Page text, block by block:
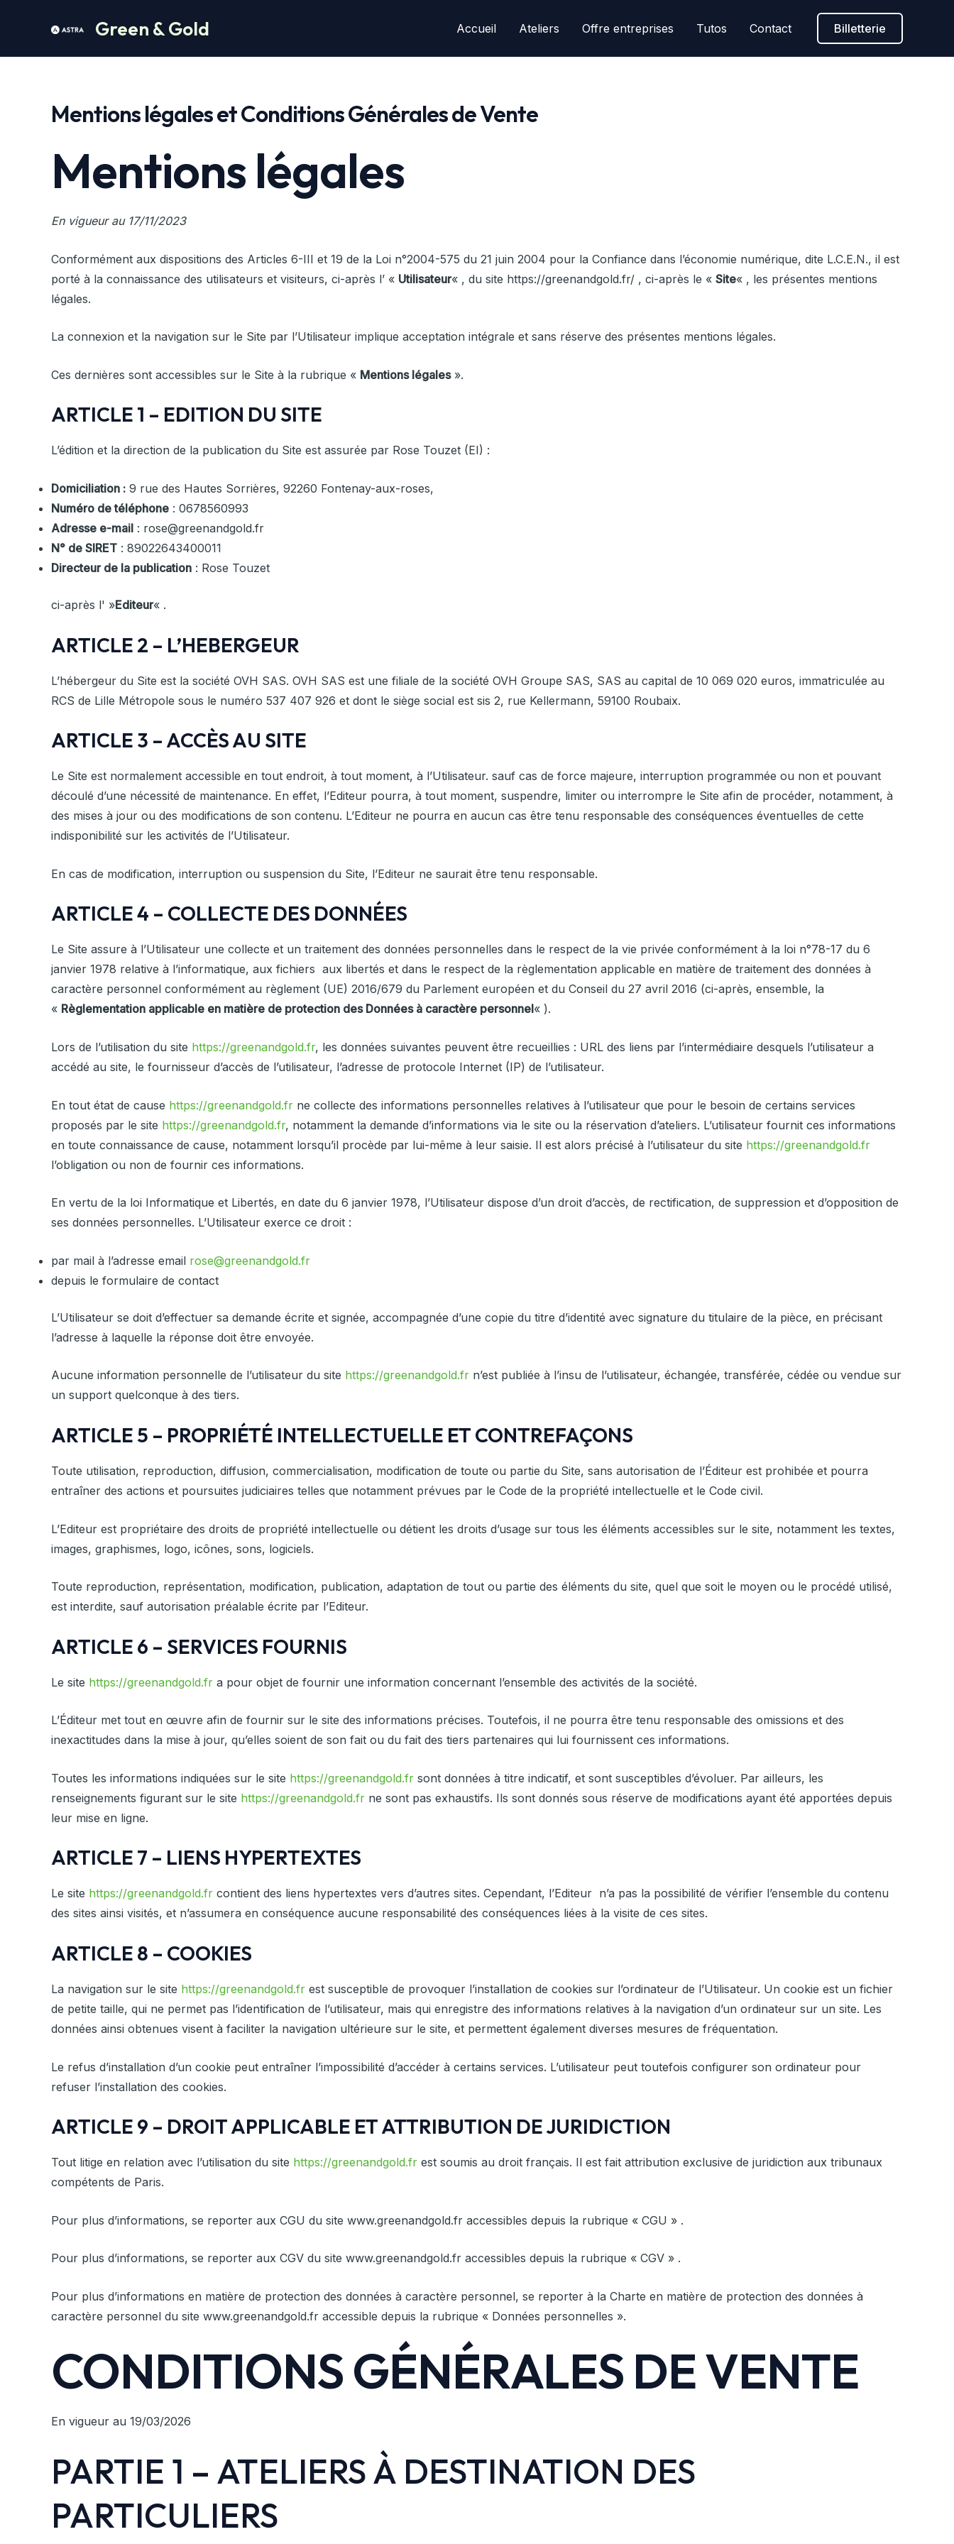
Green & Gold Accueil Ateliers Offre entreprises Tutos Contact Billetterie
Mentions légales et Conditions Générales de Vente
Mentions légales
En vigueur au 17/11/2023
Conformément aux dispositions des Articles 6-III et 19 de la Loi n°2004-575 du 21 juin 2004 pour la Confiance dans l’économie numérique, dite L.C.E.N., il est
porté à la connaissance des utilisateurs et visiteurs, ci-après l’ « Utilisateur« , du site https://greenandgold.fr/ , ci-après le « Site« , les présentes mentions
légales.
La connexion et la navigation sur le Site par l’Utilisateur implique acceptation intégrale et sans réserve des présentes mentions légales.
Ces dernières sont accessibles sur le Site à la rubrique « Mentions légales».
ARTICLE 1 – EDITION DU SITE
L’édition et la direction de la publication du Site est assurée par Rose Touzet (EI) :
Domiciliation : 9 rue des Hautes Sorrières, 92260 Fontenay-aux-roses,
Numéro de téléphone : 0678560993
Adresse e-mail : rose@greenandgold.fr
N° de SIRET : 89022643400011
Directeur de la publication : Rose Touzet
ci-après l' »Editeur« .
ARTICLE 2 – L’HEBERGEUR
L’hébergeur du Site est la société OVH SAS. OVH SAS est une filiale de la société OVH Groupe SAS, SAS au capital de 10 069 020 euros, immatriculée au
RCS de Lille Métropole sous le numéro 537 407 926 et dont le siège social est sis 2, rue Kellermann, 59100 Roubaix.
ARTICLE 3 – ACCÈS AU SITE
Le Site est normalement accessible en tout endroit, à tout moment, à l’Utilisateur. sauf cas de force majeure, interruption programmée ou non et pouvant
découlé d’une nécessité de maintenance. En effet, l’Editeur pourra, à tout moment, suspendre, limiter ou interrompre le Site afin de procéder, notamment, à
des mises à jour ou des modifications de son contenu. L’Editeur ne pourra en aucun cas être tenu responsable des conséquences éventuelles de cette
indisponibilité sur les activités de l’Utilisateur.
En cas de modification, interruption ou suspension du Site, l’Editeur ne saurait être tenu responsable.
ARTICLE 4 – COLLECTE DES DONNÉES
Le Site assure à l’Utilisateur une collecte et un traitement des données personnelles dans le respect de la vie privée conformément à la loi n°78-17 du 6
janvier 1978 relative à l’informatique, aux fichiers aux libertés et dans le respect de la règlementation applicable en matière de traitement des données à
caractère personnel conformément au règlement (UE) 2016/679 du Parlement européen et du Conseil du 27 avril 2016 (ci-après, ensemble, la
« Règlementation applicable en matière de protection des Données à caractère personnel« ).
Lors de l’utilisation du site https://greenandgold.fr, les données suivantes peuvent être recueillies : URL des liens par l’intermédiaire desquels l’utilisateur a
accédé au site, le fournisseur d’accès de l’utilisateur, l’adresse de protocole Internet (IP) de l’utilisateur.
En tout état de cause https://greenandgold.fr ne collecte des informations personnelles relatives à l’utilisateur que pour le besoin de certains services
proposés par le site https://greenandgold.fr, notamment la demande d’informations via le site ou la réservation d’ateliers. L’utilisateur fournit ces informations
en toute connaissance de cause, notamment lorsqu’il procède par lui-même à leur saisie. Il est alors précisé à l’utilisateur du site https://greenandgold.fr
l’obligation ou non de fournir ces informations.
En vertu de la loi Informatique et Libertés, en date du 6 janvier 1978, l’Utilisateur dispose d’un droit d’accès, de rectification, de suppression et d’opposition de
ses données personnelles. L’Utilisateur exerce ce droit :
par mail à l’adresse email rose@greenandgold.fr
depuis le formulaire de contact
L’Utilisateur se doit d’effectuer sa demande écrite et signée, accompagnée d’une copie du titre d’identité avec signature du titulaire de la pièce, en précisant
l’adresse à laquelle la réponse doit être envoyée.
Aucune information personnelle de l’utilisateur du site https://greenandgold.fr n’est publiée à l’insu de l’utilisateur, échangée, transférée, cédée ou vendue sur
un support quelconque à des tiers.
ARTICLE 5 – PROPRIÉTÉ INTELLECTUELLE ET CONTREFAÇONS
Toute utilisation, reproduction, diffusion, commercialisation, modification de toute ou partie du Site , sans autorisation de l’Éditeur est prohibée et pourra
entraîner des actions et poursuites judiciaires telles que notamment prévues par le Code de la propriété intellectuelle et le Code civil.
L’Editeur est propriétaire des droits de propriété intellectuelle ou détient les droits d’usage sur tous les éléments accessibles sur le site, notamment les textes,
images, graphismes, logo, icônes, sons, logiciels.
Toute reproduction, représentation, modification, publication, adaptation de tout ou partie des éléments du site, quel que soit le moyen ou le procédé utilisé,
est interdite, sauf autorisation préalable écrite par l’Editeur.
ARTICLE 6 – SERVICES FOURNIS
Le site https://greenandgold.fr a pour objet de fournir une information concernant l’ensemble des activités de la société.
L’Éditeur met tout en œuvre afin de fournir sur le site des informations précises. Toutefois, il ne pourra être tenu responsable des omissions et des
inexactitudes dans la mise à jour, qu’elles soient de son fait ou du fait des tiers partenaires qui lui fournissent ces informations.
Toutes les informations indiquées sur le site https://greenandgold.fr sont données à titre indicatif, et sont susceptibles d’évoluer. Par ailleurs, les
renseignements figurant sur le site https://greenandgold.fr ne sont pas exhaustifs. Ils sont donnés sous réserve de modifications ayant été apportées depuis
leur mise en ligne.
ARTICLE 7 – LIENS HYPERTEXTES
Le site https://greenandgold.fr contient des liens hypertextes vers d’autres sites. Cependant, l’Editeur n’a pas la possibilité de vérifier l’ensemble du contenu
des sites ainsi visités, et n’assumera en conséquence aucune responsabilité des conséquences liées à la visite de ces sites.
ARTICLE 8 – COOKIES
La navigation sur le site https://greenandgold.fr est susceptible de provoquer l’installation de cookies sur l’ordinateur de l’Utilisateur. Un cookie est un fichier
de petite taille, qui ne permet pas l’identification de l’utilisateur, mais qui enregistre des informations relatives à la navigation d’un ordinateur sur un site. Les
données ainsi obtenues visent à faciliter la navigation ultérieure sur le site, et permettent également diverses mesures de fréquentation.
Le refus d’installation d’un cookie peut entraîner l’impossibilité d’accéder à certains services. L’utilisateur peut toutefois configurer son ordinateur pour
refuser l’installation des cookies.
ARTICLE 9 – DROIT APPLICABLE ET ATTRIBUTION DE JURIDICTION
Tout litige en relation avec l’utilisation du site https://greenandgold.fr est soumis au droit français. Il est fait attribution exclusive de juridiction aux tribunaux
compétents de Paris.
Pour plus d’informations, se reporter aux CGU du site www.greenandgold.fr accessibles depuis la rubrique « CGU » .
Pour plus d’informations, se reporter aux CGV du site www.greenandgold.fr accessibles depuis la rubrique « CGV » .
Pour plus d’informations en matière de protection des données à caractère personnel, se reporter à la Charte en matière de protection des données à
caractère personnel du site www.greenandgold.fr accessible depuis la rubrique « Données personnelles ».
CONDITIONS GÉNÉRALES DE VENTE
En vigueur au 19/03/2026
PARTIE 1 – ATELIERS À DESTINATION DES
PARTICULIERS